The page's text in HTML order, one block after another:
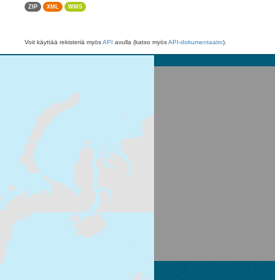
ZIP XML WMS
Voit käyttää rekisteriä myösAPI avulla (katso myösAPI-dokumentaatio).
FI-00790 Helsinki
Switchboard: +358 295 251 000
Fax: 09 5490 2190
Palvelukuvaus
Tietosuojailmoitus
CKAN ohjelmointirajapinta (API)
CKAN Association
Powered by